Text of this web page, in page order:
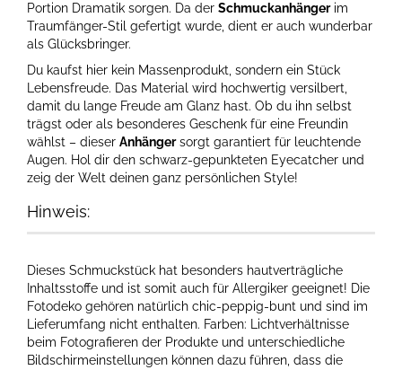
Portion Dramatik sorgen. Da der Schmuckanhängerim
Traumfänger-Stil gefertigt wurde, dient er auch wunderbar
als Glücksbringer.
Du kaufst hier kein Massenprodukt, sondern ein Stück
Lebensfreude. Das Material wird hochwertig versilbert,
damit du lange Freude am Glanz hast. Ob du ihn selbst
trägst oder als besonderes Geschenk für eine Freundin
wählst – dieser Anhängersorgt garantiert für leuchtende
Augen. Hol dir den schwarz-gepunkteten Eyecatcher und
zeig der Welt deinen ganz persönlichen Style!
Hinweis:
Dieses Schmuckstück hat besonders hautverträgliche
Inhaltsstoffe und ist somit auch für Allergiker geeignet! Die
Fotodeko gehören natürlich chic-peppig-bunt und sind im
Lieferumfang nicht enthalten. Farben: Lichtverhältnisse
beim Fotografieren der Produkte und unterschiedliche
Bildschirmeinstellungen können dazu führen, dass die